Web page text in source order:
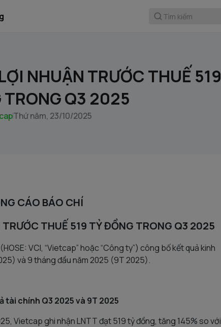
Tìm kiếm
NHUẬN TRƯỚC THUẾ 519
TRONG Q3 2025
Thứ năm, 23/10/2025
CÁO BÁO CHÍ
THUẾ 519 TỶ ĐỒNG TRONG Q3 2025
(HOSE: VCI, “Vietcap” hoặc “Công ty”) công bố kết quả kinh
và 9 tháng đầu năm 2025 (9T 2025).
tài chính Q3 2025 và 9T 2025
Vietcap ghi nhận LNTT đạt 519 tỷ đồng, tăng 145% so với